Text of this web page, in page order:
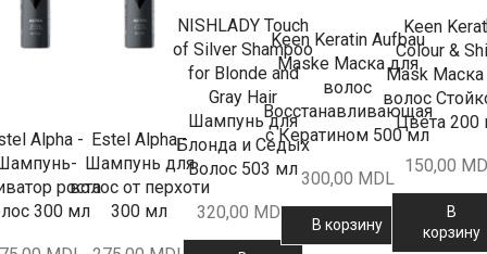
Alpha -
роста
300 мл
Estel Alpha -
Шампунь для
волос от перхоти
300 мл
NISHLADY Touch
of Silver Shampoo
for Blonde and
Gray Hair
Шампунь для
Блонда и Седых
Волос 503 мл
320,00 MDL
Keen Keratin Aufbau
Maske Маска для
волос
Восстанавливающая
с Кератином 500 мл
300,00 MDL
В корзину
Keen
Colour &
Mask
волос
Цвета 200
150,00
В
корзину